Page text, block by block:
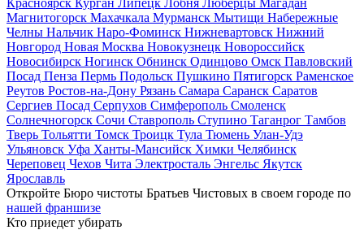
Красноярск Курган Липецк Лобня Люберцы Магадан
Магнитогорск Махачкала Мурманск Мытищи Набережные
Челны Нальчик Наро-Фоминск Нижневартовск Нижний
Новгород Новая Москва Новокузнецк Новороссийск
Новосибирск Ногинск Обнинск Одинцово Омск Павловский
Посад Пенза Пермь Подольск Пушкино Пятигорск Раменское
Реутов Ростов-на-Дону Рязань Самара Саранск Саратов
Сергиев Посад Серпухов Симферополь Смоленск
Солнечногорск Сочи Ставрополь Ступино Таганрог Тамбов
Тверь Тольятти Томск Троицк Тула Тюмень Улан-Удэ
Ульяновск Уфа Ханты-Мансийск Химки Челябинск
Череповец Чехов Чита Электросталь Энгельс Якутск
Ярославль
Откройте Бюро чистоты Братьев Чистовых в своем городе по
нашей франшизе
Кто приедет убирать